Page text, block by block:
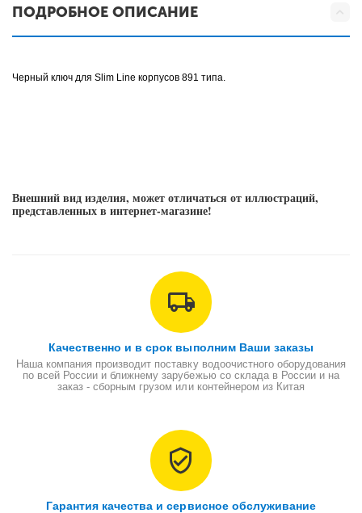
ПОДРОБНОЕ ОПИСАНИЕ
Черный ключ для Slim Line корпусов 891 типа.
Внешний вид изделия, может отличаться от иллюстраций,
представленных в интернет-магазине!
Качественно и в срок выполним Ваши заказы
Наша компания производит поставку водоочистного оборудования
по всей России и ближнему зарубежью со склада в России и на
заказ - сборным грузом или контейнером из Китая
Гарантия качества и сервисное обслуживание